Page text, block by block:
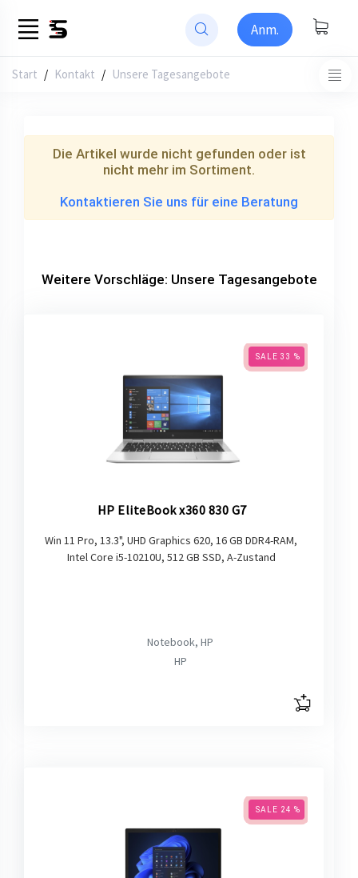
Anm.
Start / Kontakt Unsere Tagesangebote
Die Artikel wurde nicht gefunden oder ist
nicht mehr im Sortiment.
Kontaktieren Sie uns für eine Beratung
Weitere Vorschläge: Unsere Tagesangebote
SALE 33 %
HP EliteBook x360 830 G7
Win 11 Pro, 13.3", UHD Graphics 620, 16 GB DDR4-RAM,
Intel Core i5-10210U, 512 GB SSD, A-Zustand
Notebook, HP
HP
SALE 24 %